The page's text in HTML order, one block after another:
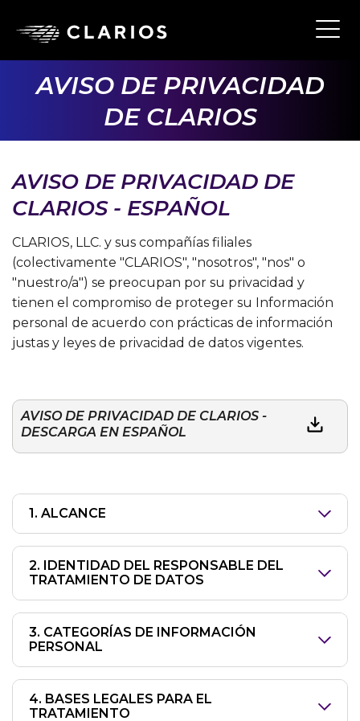
AVISO DE PRIVACIDAD
DE CLARIOS
AVISO DE PRIVACIDAD DE
CLARIOS - ESPAÑOL
CLARIOS, LLC. y sus compañías filiales
(colectivamente "CLARIOS", "nosotros", "nos" o
"nuestro/a") se preocupan por su privacidad y
tienen el compromiso de proteger su Información
personal de acuerdo con prácticas de información
justas y leyes de privacidad de datos vigentes.
AVISO DE PRIVACIDAD DE CLARIOS -
DESCARGA EN ESPAÑOL
1. ALCANCE
2. IDENTIDAD DEL RESPONSABLE DEL
TRATAMIENTO DE DATOS
3. CATEGORÍAS DE INFORMACIÓN
PERSONAL
4. BASES LEGALES PARA EL
TRATAMIENTO